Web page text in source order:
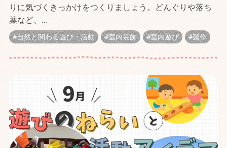
りに気づくきっかけをつくりましょう。どんぐりや落ち
葉など、...
自然と関わる遊び・活動 室内装飾 室内遊び 製作